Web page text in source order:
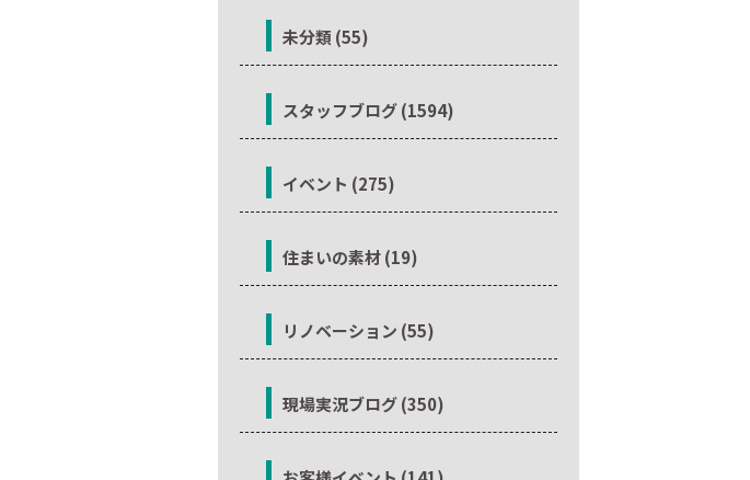
未分類 (55)
スタッフブログ (1594)
イベント (275)
住まいの素材 (19)
リノベーション (55)
現場実況ブログ (350)